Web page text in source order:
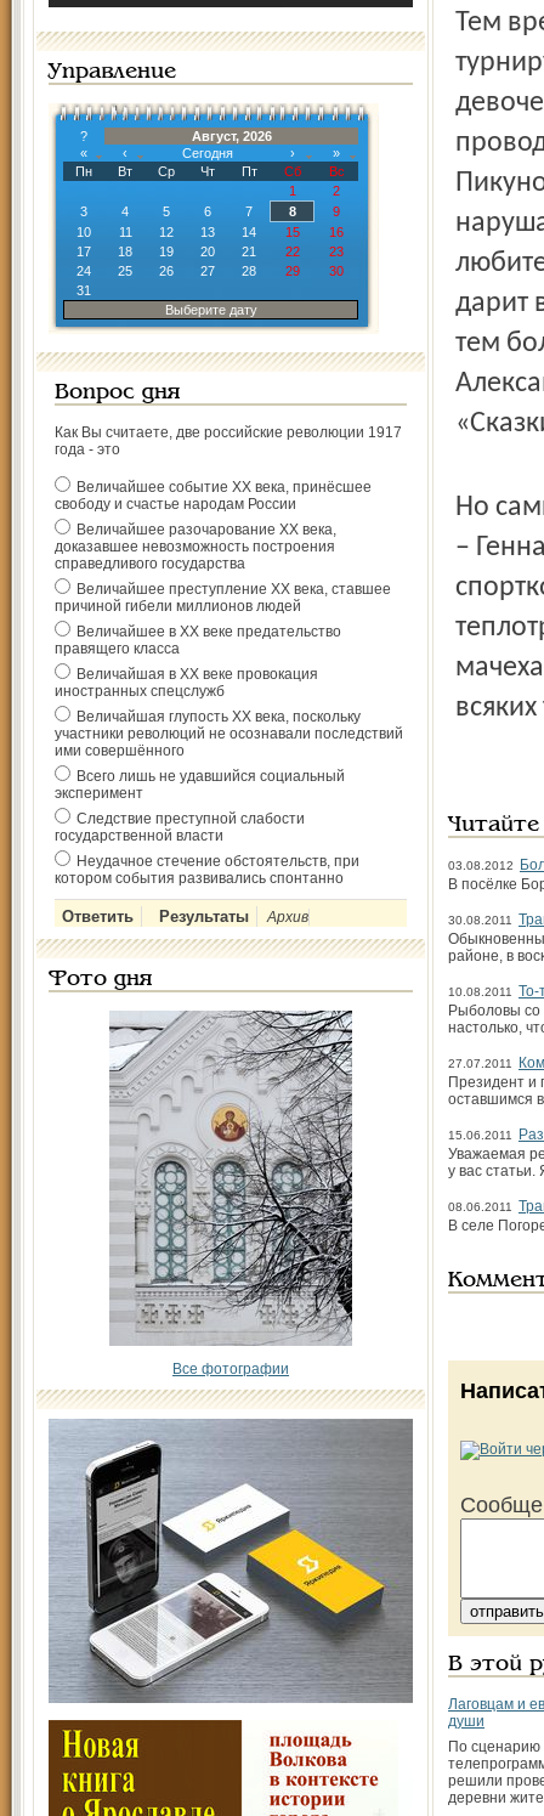
Управление
?
Август, 2026
«
‹ Сегодня ›
»
Пн
Вт Ср Чт Пт Сб
Вс
1
2
3
4 5 6 7 8
9
10
11 12 13 14 15
16
17
18 19 20 21 22
23
24
25 26 27 28 29
30
31
Выберите дату
Вопрос дня
Как Вы считаете, две российские революции 1917
года - это
Величайшее событие ХХ века, принёсшее
свободу и счастье народам России
Величайшее разочарование ХХ века,
доказавшее невозможность построения
справедливого государства
Величайшее преступление ХХ века, ставшее
причиной гибели миллионов людей
Величайшее в ХХ веке предательство
правящего класса
Величайшая в ХХ веке провокация
иностранных спецслужб
Величайшая глупость ХХ века, поскольку
участники революций не осознавали последствий
ими совершённого
Всего лишь не удавшийся социальный
эксперимент
Следствие преступной слабости
государственной власти
Неудачное стечение обстоятельств, при
котором события развивались спонтанно
Архив
Фото дня
Все фотографии
Тем
дарит
тем
Но
–
03.08.2012
В посёлке
30.08.2011
районе, в
10.08.2011
То-
Рыболовы со
настолько,
27.07.2011
Президент и
оставшимся
15.06.2011
Уважаемая
у вас
08.06.2011
В селе
В этой
Лаговцам и
души
По сценарию
решили
деревни